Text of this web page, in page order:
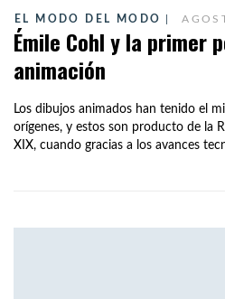
EL MODO DEL MODO
Émile Cohl y la primer
animación
Los dibujos animados han tenido el
orígenes, y estos son producto de la
XIX, cuando gracias a los avances